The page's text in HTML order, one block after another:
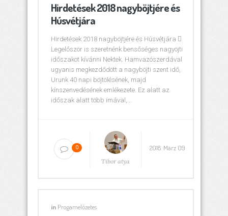
Hirdetések 2018 nagyböjtjére és
Húsvétjára
Hirdetések 2018 nagyböjtjére és Húsvétjára 
Legelőször is szeretnénk bensőséges nagyöjti
időszakot kívánni Nektek. Hamvazószerdával
ugyanis megkezdődött a nagyböjti szent idő,
Urunk 40 napi böjtölésének, majd
kínszenvedésének emlékezete. Ez alatt az
időszak alatt több imával,...
0
Tibor atya
2018. März 09
in Progamelőzetes